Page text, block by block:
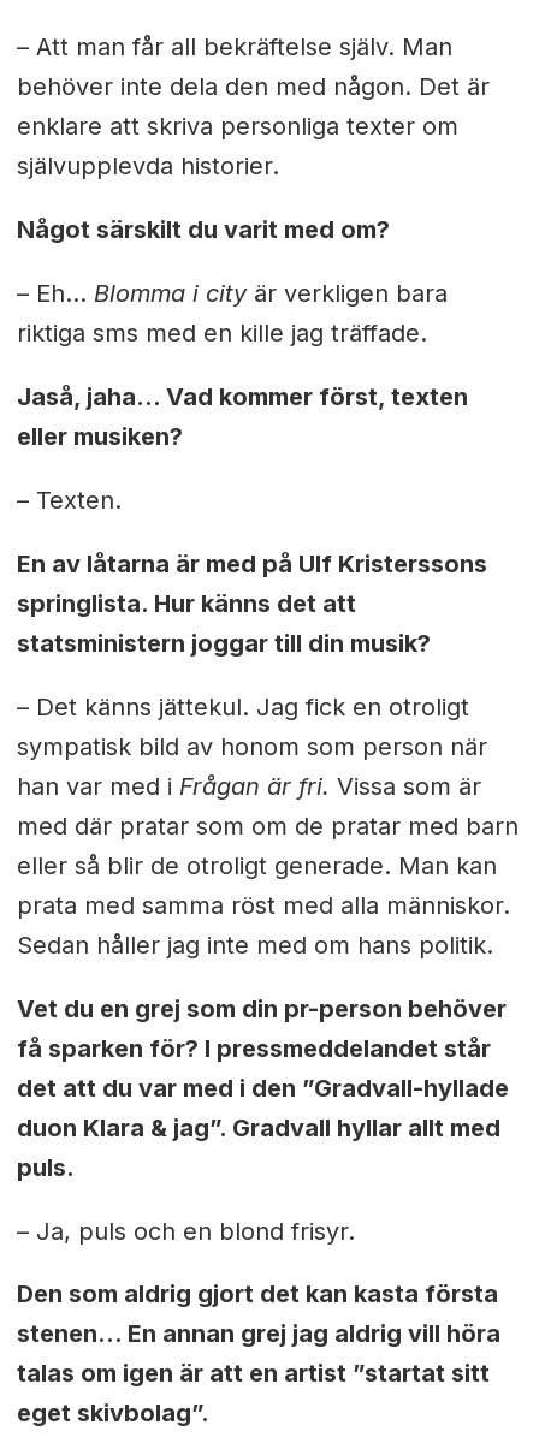
– Att man får all bekräftelse själv. Man
behöver inte dela den med någon. Det är
enklare att skriva personliga texter om
självupplevda historier.
Något särskilt du varit med om?
– Eh… Blomma i cityär verkligen bara
riktiga sms med en kille jag träffade.
Jaså, jaha… Vad kommer först, texten
eller musiken?
– Texten.
En av låtarna är med på Ulf Kristerssons
springlista. Hur känns det att
statsministern joggar till din musik?
– Det känns jättekul. Jag fick en otroligt
sympatisk bild av honom som person när
han var med i Frågan är fri. Vissa som är
med där pratar som om de pratar med barn
eller så blir de otroligt generade. Man kan
prata med samma röst med alla människor.
Sedan håller jag inte med om hans politik.
Vet du en grej som din pr-person behöver
få sparken för? I pressmeddelandet står
det att du var med i den ”Gradvall-hyllade
duon Klara & jag”. Gradvall hyllar allt med
puls.
– Ja, puls och en blond frisyr.
Den som aldrig gjort det kan kasta första
stenen… En annan grej jag aldrig vill höra
talas om igen är att en artist ”startat sitt
eget skivbolag”.